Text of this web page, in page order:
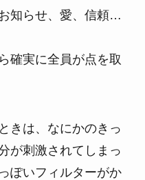
知らせ、愛、信頼…
確実に全員が点を取
きは、なにかのきっ
が刺激されてしまっ
ぽいフィルターがか